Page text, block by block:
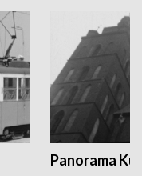
Panorama